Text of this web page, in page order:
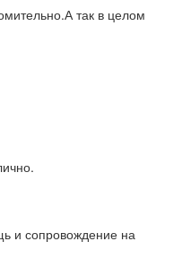
так в целом
и сопровождение на